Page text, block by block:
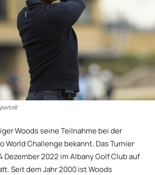
Woods seine Teilnahme bei der
World Challenge bekannt. Das Turnier
Dezember 2022 im Albany Golf Club auf
Seit dem Jahr 2000 ist Woods